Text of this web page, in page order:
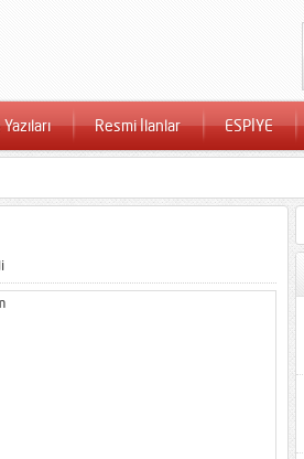
Resmi İlanlar ESPİYE